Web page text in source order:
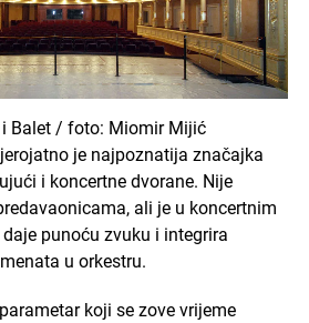
i Balet / foto: Miomir Mijić
je najpoznatija značajka
i koncertne dvorane. Nije
ali je u koncertnim
punoću zvuku i integrira
u orkestru.
koji se zove vrijeme